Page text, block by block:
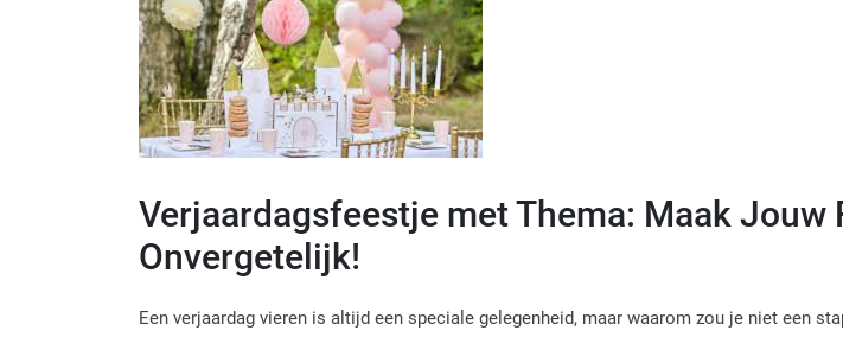
Verjaardagsfeestje met Thema: Maak Jouw
Onvergetelijk!
Een verjaardag vieren is altijd een speciale gelegenheid, maar waarom zou je niet een